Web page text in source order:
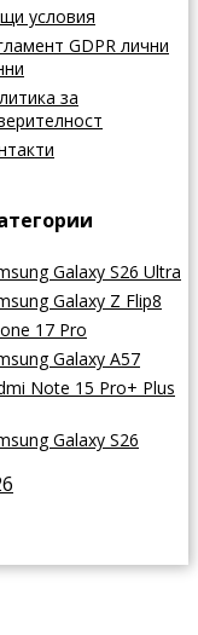
условия
GDPR лични
за
Galaxy S26 Ultra
Galaxy Z Flip8
17 Pro
Galaxy A57
Note 15 Pro+ Plus
Galaxy S26